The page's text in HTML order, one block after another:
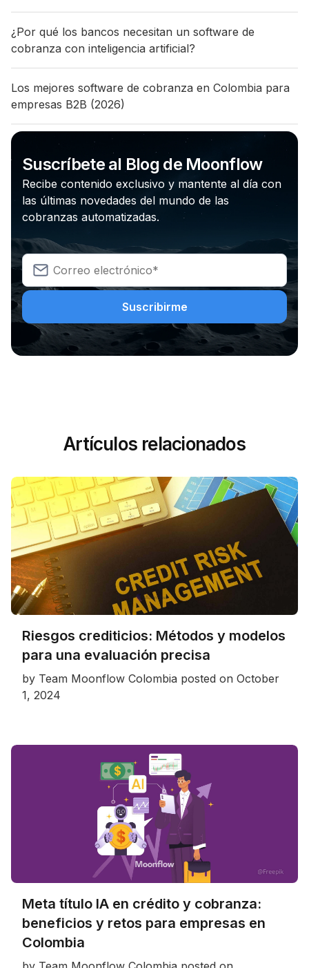
¿Por qué los bancos necesitan un software de
cobranza con inteligencia artificial?
Los mejores software de cobranza en Colombia para
empresas B2B (2026)
Suscríbete al Blog de Moonflow
Recibe contenido exclusivo y mantente al día con
las últimas novedades del mundo de las
cobranzas automatizadas.
Artículos relacionados
Riesgos crediticios: Métodos y modelos
para una evaluación precisa
by Team Moonflow Colombia posted on October
1, 2024
Meta título IA en crédito y cobranza:
beneficios y retos para empresas en
Colombia